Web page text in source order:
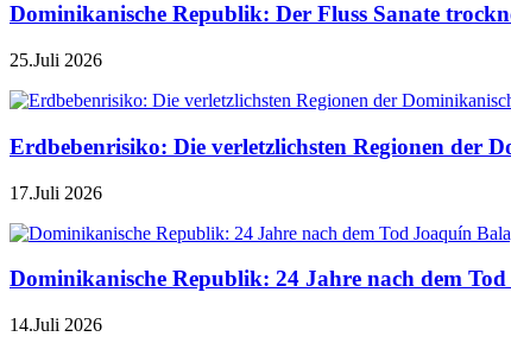
Dominikanische Republik: Der Fluss Sanate
25.Juli 2026
Erdbebenrisiko: Die verletzlichsten Regionen der
17.Juli 2026
Dominikanische Republik: 24 Jahre nach dem
14.Juli 2026